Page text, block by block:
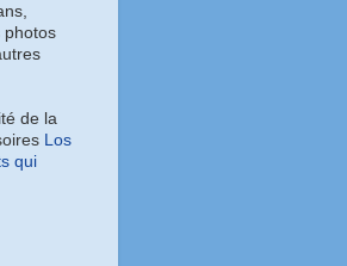
photos
de la
Los
qui